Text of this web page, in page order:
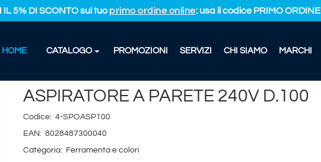
IL 5% DI SCONTO sul tuoprimo ordine online: usa il codice PRIMO ORDINE
HOME CATALOGO PROMOZIONI SERVIZI CHI SIAMO MARCHI
A PARETE 240V D.100
ASPIRATORE A PARETE 240V D.100
Codice: 4-SPOASP100
EAN: 8028487300040
Categoria:
Ferramenta e colori